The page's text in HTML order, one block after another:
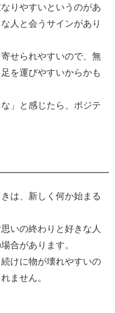
りやすいというのがあ
人と会うサインがあり
せられやすいので、無
を運びやすいからかも
」と感じたら、ポジテ
は、新しく何か始まる
いの終わりと好きな人
合があります。
けに物が壊れやすいの
ません。